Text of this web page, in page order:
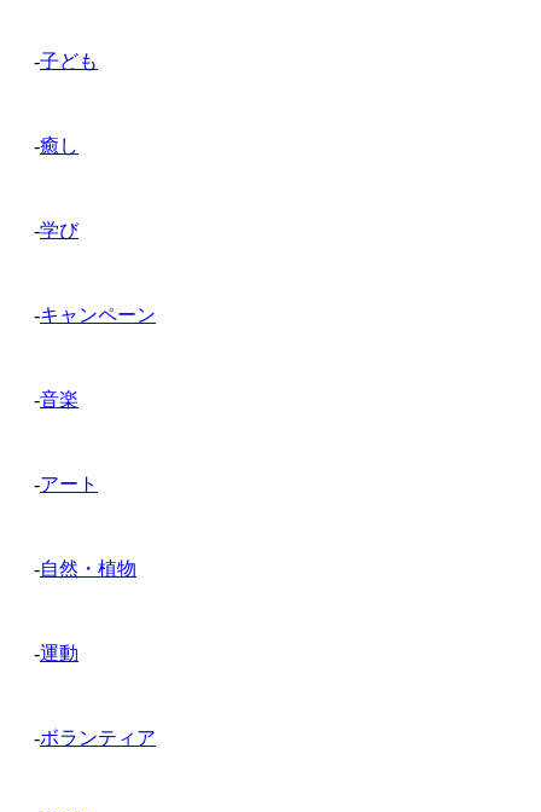
-子ども
-癒し
-学び
-キャンペーン
-音楽
-アート
-自然・植物
-運動
-ボランティア